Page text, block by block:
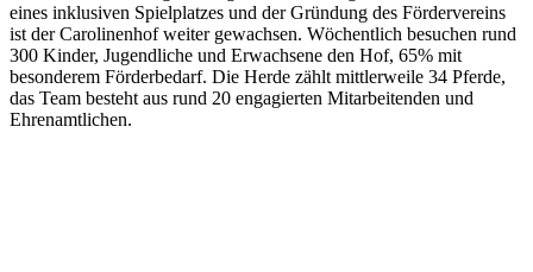
eines inklusiven Spielplatzes und der Gründung des Fördervereins
ist der Carolinenhof weiter gewachsen. Wöchentlich besuchen rund
300 Kinder, Jugendliche und Erwachsene den Hof, 65% mit
besonderem Förderbedarf. Die Herde zählt mittlerweile 34 Pferde,
das Team besteht aus rund 20 engagierten Mitarbeitenden und
Ehrenamtlichen.